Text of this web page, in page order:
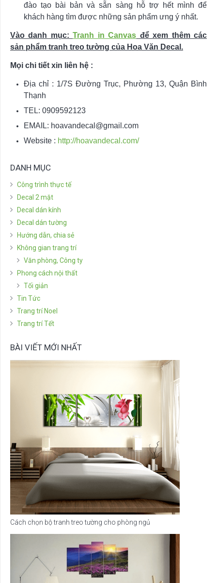
đào tạo bài bản và sẵn sàng hỗ trợ hết mình để
khách hàng tìm được những sản phẩm ưng ý nhất.
Vào danh mục:Tranh in Canvas để xem thêm các
sản phẩm tranh treo tường của Hoa Văn Decal.
Mọi chi tiết xin liên hệ :
Địa chỉ : 1/7S Đường Trục, Phường 13, Quận Bình
Thạnh
TEL: 0909592123
EMAIL: hoavandecal@gmail.com
Website : http://hoavandecal.com/
DANH MỤC
Công trình thực tế
Decal 2 mặt
Decal dán kính
Decal dán tường
Hướng dẫn, chia sẻ
Không gian trang trí
Văn phòng, Công ty
Phong cách nội thất
Tối giản
Tin Tức
Trang trí Noel
Trang trí Tết
BÀI VIẾT MỚI NHẤT
Cách chọn bộ tranh treo tường cho phòng ngủ